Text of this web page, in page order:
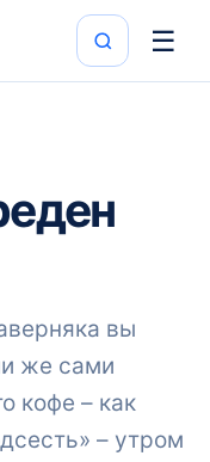
☰
вы
же сами
кофе – как
– утром